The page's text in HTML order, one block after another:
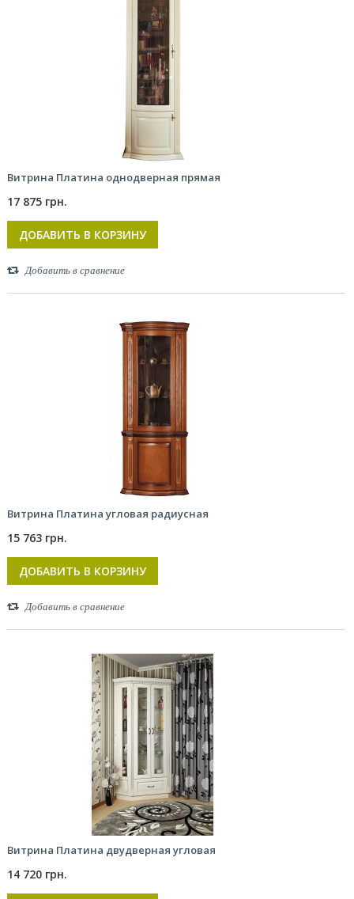
Витрина Платина однодверная прямая
17 875 грн.
ДОБАВИТЬ В КОРЗИНУ
Добавить в сравнение
Витрина Платина угловая радиусная
15 763 грн.
ДОБАВИТЬ В КОРЗИНУ
Добавить в сравнение
Витрина Платина двудверная угловая
14 720 грн.